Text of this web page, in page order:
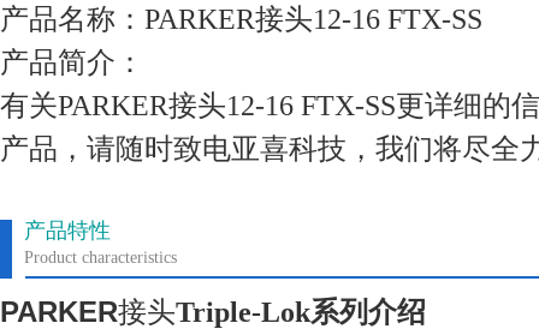
产品名称：PARKER接头12-16 FTX-SS
产品简介：
有关PARKER接头12-16 FTX-SS更详细的
产品，请随时致电亚喜科技，我们将尽全
产品特性
Product characteristics
PARKER接头Triple-Lok系列介绍